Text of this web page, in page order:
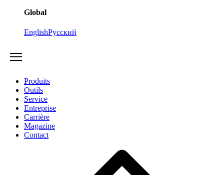
Global
EnglishРусский
Produits
Outils
Service
Entreprise
Carrière
Magazine
Contact